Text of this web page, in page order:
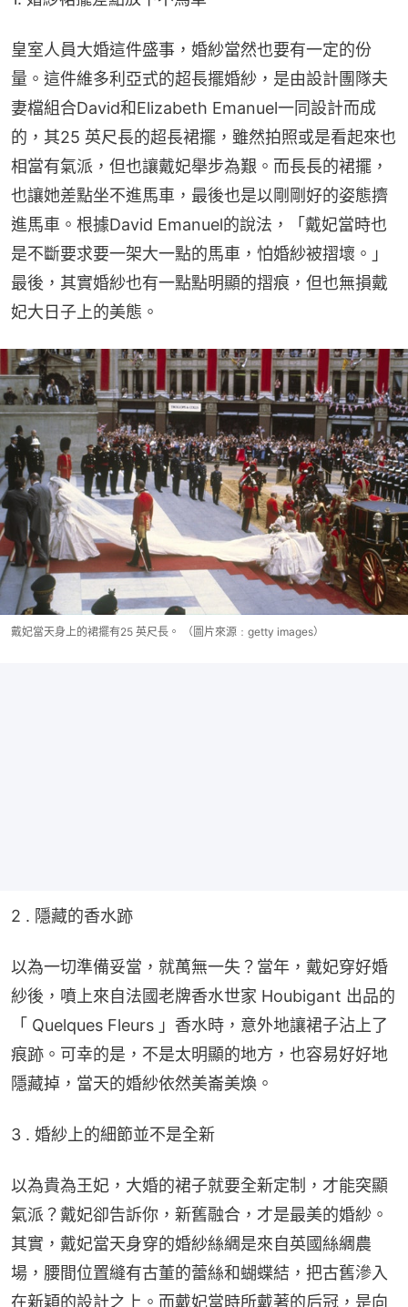
皇室人員大婚這件盛事，婚紗當然也要有一定的份
量。這件維多利亞式的超長擺婚紗，是由設計團隊夫
妻檔組合David和Elizabeth Emanuel一同設計而成
的，其25 英尺長的超長裙擺，雖然拍照或是看起來也
相當有氣派，但也讓戴妃舉步為艱。而長長的裙擺，
也讓她差點坐不進馬車，最後也是以剛剛好的姿態擠
進馬車。根據David Emanuel的說法，「戴妃當時也
是不斷要求要一架大一點的馬車，怕婚紗被摺壞。」
最後，其實婚紗也有一點點明顯的摺痕，但也無損戴
妃大日子上的美態。
戴妃當天身上的裙擺有25 英尺長。 （圖片來源﹕getty images）
2 . 隱藏的香水跡
以為一切準備妥當，就萬無一失？當年，戴妃穿好婚
紗後，噴上來自法國老牌香水世家 Houbigant 出品的
「 Quelques Fleurs 」香水時，意外地讓裙子沾上了
痕跡。可幸的是，不是太明顯的地方，也容易好好地
隱藏掉，當天的婚紗依然美崙美煥。
3 . 婚紗上的細節並不是全新
以為貴為王妃，大婚的裙子就要全新定制，才能突顯
氣派？戴妃卻告訴你，新舊融合，才是最美的婚紗。
其實，戴妃當天身穿的婚紗絲綢是來自英國絲綢農
場，腰間位置縫有古董的蕾絲和蝴蝶結，把古舊滲入
在新穎的設計之上。而戴妃當時所戴著的后冠，是向